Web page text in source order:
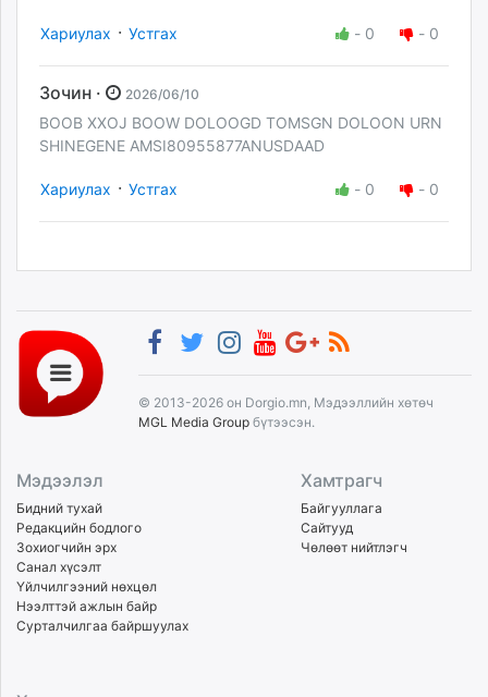
Хариулах · Устгах - 0 - 0
Зочин · 2026/06/10
BOOB XXOJ BOOW DOLOOGD TOMSGN DOLOON URN
SHINEGENE AMSI80955877ANUSDAAD
Хариулах · Устгах - 0 - 0
© 2013-2026 он Dorgio.mn, Мэдээллийн хөтөч
MGL Media Group бүтээсэн.
Мэдээлэл
Бидний тухай
Редакцийн бодлого
Зохиогчийн эрх
Санал хүсэлт
Үйлчилгээний нөхцөл
Нээлттэй ажлын байр
Сурталчилгаа байршуулах
Хамтрагч
Байгууллага
Сайтууд
Чөлөөт нийтлэгч